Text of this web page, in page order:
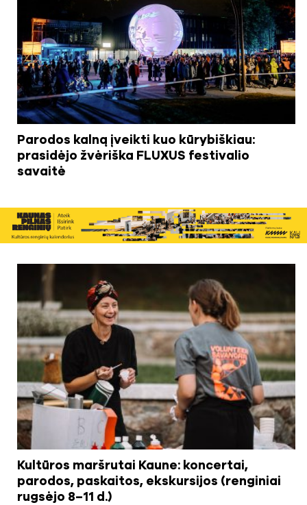
Parodos kalną įveikti kuo kūrybiškiau:
prasidėjo žvėriška FLUXUS festivalio
savaitė
Kultūros maršrutai Kaune: koncertai,
parodos, paskaitos, ekskursijos (renginiai
rugsėjo 8–11 d.)